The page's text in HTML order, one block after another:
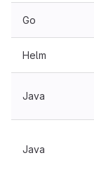
Go
Helm
Java
Java